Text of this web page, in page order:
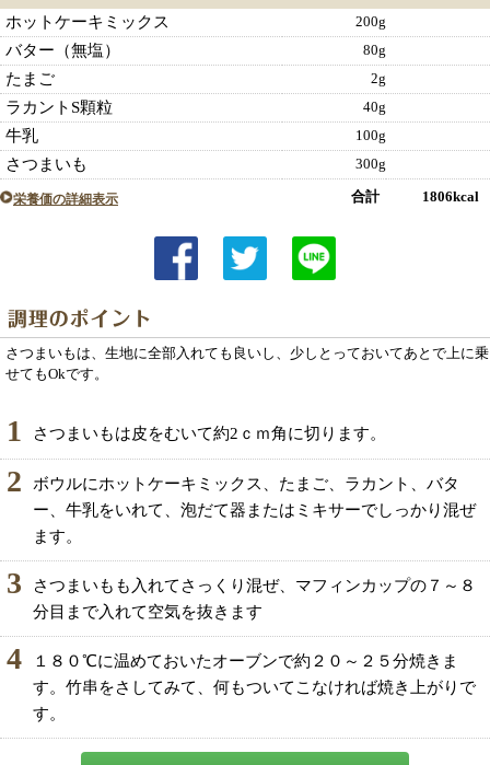
ホットケーキミックス 200g
バター（無塩） 80g
たまご 2g
ラカントS顆粒 40g
牛乳 100g
さつまいも 300g
栄養価の詳細表示 合計 1806kcal
さつまいもは、生地に全部入れても良いし、少しとっておいてあとで上に乗
せてもOkです。
1 さつまいもは皮をむいて約2ｃｍ角に切ります。
2
ボウルにホットケーキミックス、たまご、ラカント、バタ
ー、牛乳をいれて、泡だて器またはミキサーでしっかり混ぜ
ます。
3
さつまいもも入れてさっくり混ぜ、マフィンカップの７～８
分目まで入れて空気を抜きます
4
１８０℃に温めておいたオーブンで約２０～２５分焼きま
す。竹串をさしてみて、何もついてこなければ焼き上がりで
す。